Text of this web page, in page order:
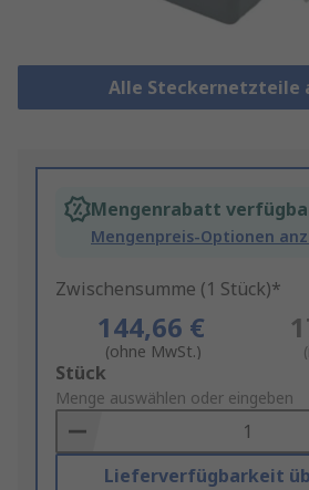
Alle Steckernetzteile
Mengenrabatt
Mengenpreis-Optionen
Zwischensumme (1 Stück)*
144,66 €
(ohne MwSt.)
Add
to
Basket
Stück
Menge auswählen oder eingeben
Lieferverfügbarkeit